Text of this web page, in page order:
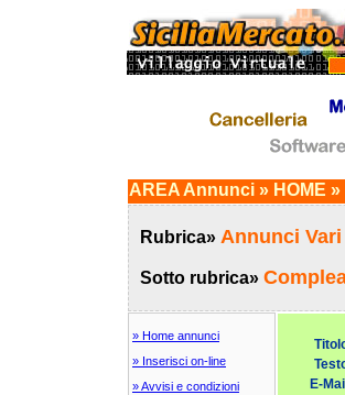
AREA Annunci » HOME
Rubrica» Annunci Vari
Sotto rubrica»
» Home annunci
» Inserisci on-line
» Avvisi e condizioni
E-